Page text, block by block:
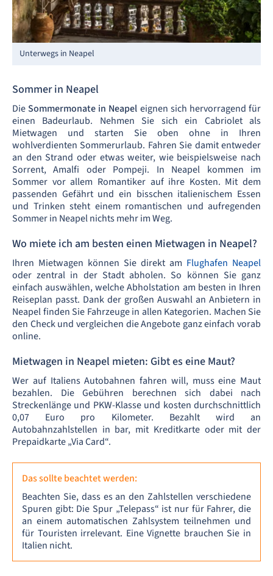
Unterwegs in Neapel
Sommer in Neapel
DieSommermonate in Neapel eignen sich hervorragend für
einen Badeurlaub. Nehmen Sie sich ein Cabriolet als
Mietwagen und starten Sie oben ohne in Ihren
wohlverdienten Sommerurlaub. Fahren Sie damit entweder
an den Strand oder etwas weiter, wie beispielsweise nach
Sorrent, Amalfi oder Pompeji. In Neapel kommen im
Sommer vor allem Romantiker auf ihre Kosten. Mit dem
passenden Gefährt und ein bisschen italienischem Essen
und Trinken steht einem romantischen und aufregenden
Sommer in Neapel nichts mehr im Weg.
Wo miete ich am besten einen Mietwagen in Neapel?
Ihren Mietwagen können Sie direkt am Flughafen Neapel
oder zentral in der Stadt abholen. So können Sie ganz
einfach auswählen, welche Abholstation am besten in Ihren
Reiseplan passt. Dank der großen Auswahl an Anbietern in
Neapel finden Sie Fahrzeuge in allen Kategorien. Machen Sie
den Check und vergleichen die Angebote ganz einfach vorab
online.
Mietwagen in Neapel mieten: Gibt es eine Maut?
Wer auf Italiens Autobahnen fahren will, muss eine Maut
bezahlen. Die Gebühren berechnen sich dabei nach
Streckenlänge und PKW-Klasse und kosten durchschnittlich
0,07 Euro pro Kilometer. Bezahlt wird an
Autobahnzahlstellen in bar, mit Kreditkarte oder mit der
Prepaidkarte „Via Card“.
Das sollte beachtet werden:
Beachten Sie, dass es an den Zahlstellen verschiedene
Spuren gibt: Die Spur „Telepass“ ist nur für Fahrer, die
an einem automatischen Zahlsystem teilnehmen und
für Touristen irrelevant. Eine Vignette brauchen Sie in
Italien nicht.